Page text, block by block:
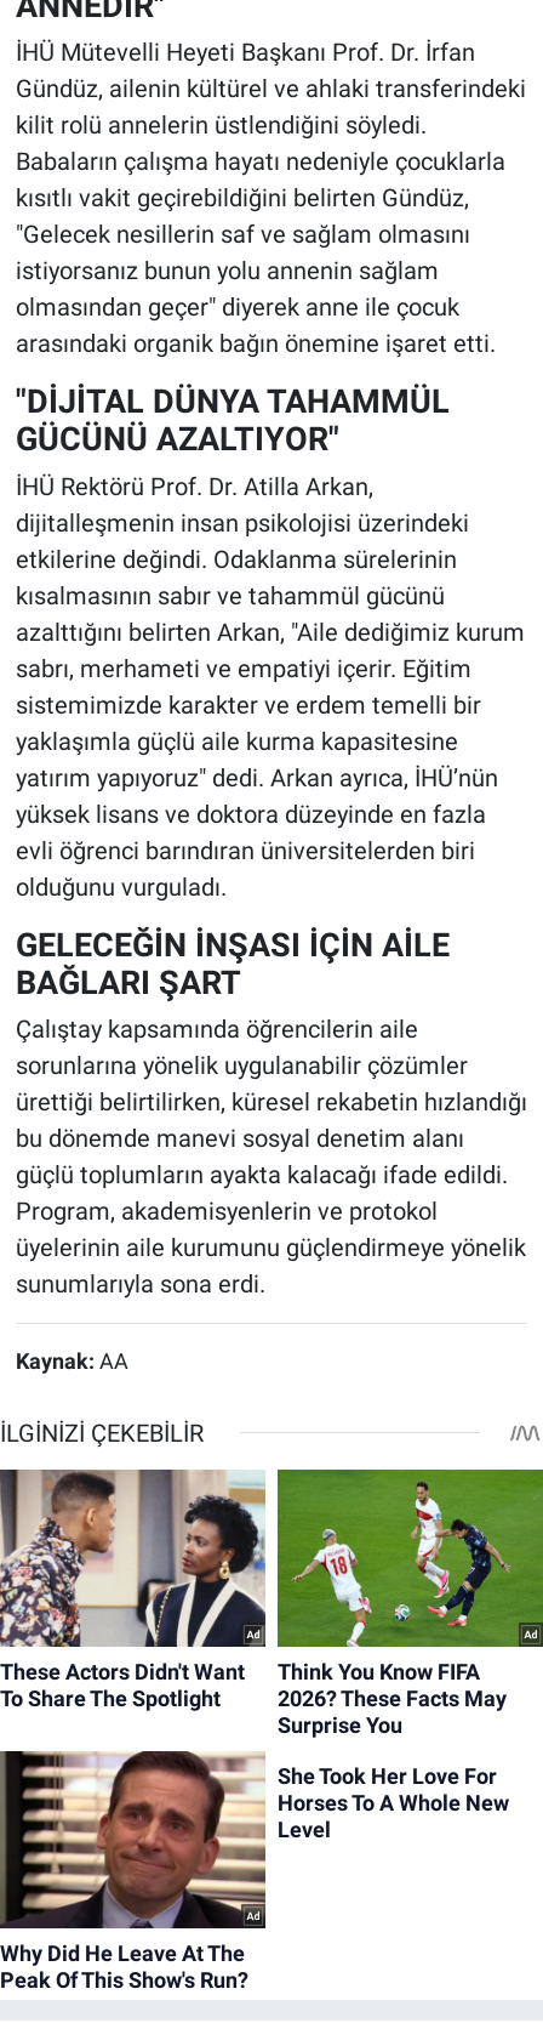
İHÜ Mütevelli Heyeti Başkanı Prof. Dr. İrfan
Gündüz, ailenin kültürel ve ahlaki transferindeki
kilit rolü annelerin üstlendiğini söyledi.
Babaların çalışma hayatı nedeniyle çocuklarla
kısıtlı vakit geçirebildiğini belirten Gündüz,
"Gelecek nesillerin saf ve sağlam olmasını
istiyorsanız bunun yolu annenin sağlam
olmasından geçer" diyerek anne ile çocuk
arasındaki organik bağın önemine işaret etti.
"DİJİTAL DÜNYA TAHAMMÜL
GÜCÜNÜ AZALTIYOR"
İHÜ Rektörü Prof. Dr. Atilla Arkan,
dijitalleşmenin insan psikolojisi üzerindeki
etkilerine değindi. Odaklanma sürelerinin
kısalmasının sabır ve tahammül gücünü
azalttığını belirten Arkan, "Aile dediğimiz kurum
sabrı, merhameti ve empatiyi içerir. Eğitim
sistemimizde karakter ve erdem temelli bir
yaklaşımla güçlü aile kurma kapasitesine
yatırım yapıyoruz" dedi. Arkan ayrıca, İHÜ’nün
yüksek lisans ve doktora düzeyinde en fazla
evli öğrenci barındıran üniversitelerden biri
olduğunu vurguladı.
GELECEĞİN İNŞASI İÇİN AİLE
BAĞLARI ŞART
Çalıştay kapsamında öğrencilerin aile
sorunlarına yönelik uygulanabilir çözümler
ürettiği belirtilirken, küresel rekabetin hızlandığı
bu dönemde manevi sosyal denetim alanı
güçlü toplumların ayakta kalacağı ifade edildi.
Program, akademisyenlerin ve protokol
üyelerinin aile kurumunu güçlendirmeye yönelik
sunumlarıyla sona erdi.
Kaynak: AA